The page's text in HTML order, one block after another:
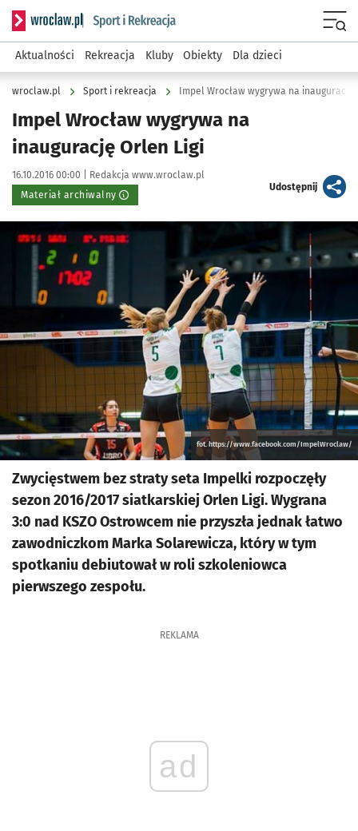
Serwis informacyjny wroclaw.pl podserwis: Sport i rekreacja
Aktualności Rekreacja Kluby Obiekty Dla dzieci
wroclaw.pl Sport i rekreacja Impel Wrocław wygrywa na inaugurację
Impel Wrocław wygrywa na
inaugurację Orlen Ligi
Data publikacji:
16.10.2016 00:00 | Autor:
Redakcja www.wroclaw.pl
Materiał archiwalny
Udostępnijartykuł
Kliknij, aby powiększyć
fot. https://www.facebook.com/ImpelWroclaw/
Zwycięstwem bez straty seta Impelki rozpoczęły
sezon 2016/2017 siatkarskiej Orlen Ligi. Wygrana
3:0 nad KSZO Ostrowcem nie przyszła jednak łatwo
zawodniczkom Marka Solarewicza, który w tym
spotkaniu debiutował w roli szkoleniowca
pierwszego zespołu.
REKLAMA
ad